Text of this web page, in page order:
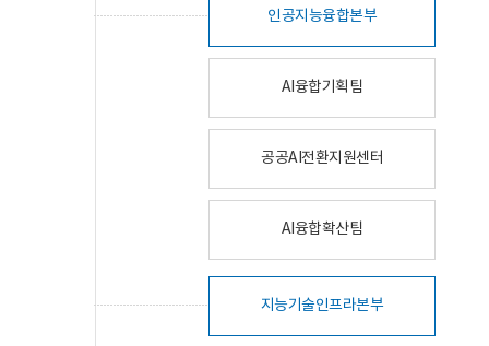
인공지능융합본부
AI융합기획팀
공공AI전환지원센터
AI융합확산팀
지능기술인프라본부